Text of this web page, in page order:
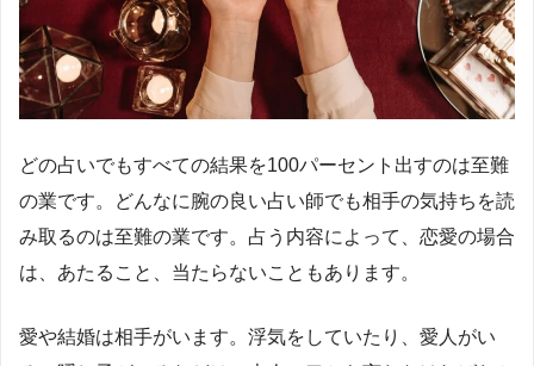
どの占いでもすべての結果を100パーセント出すのは至難
の業です。どんなに腕の良い占い師でも相手の気持ちを読
み取るのは至難の業です。占う内容によって、恋愛の場合
は、あたること、当たらないこともあります。
愛や結婚は相手がいます。浮気をしていたり、愛人がい